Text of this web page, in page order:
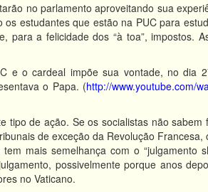
no parlamento aproveitando sua
estudantes que estão na PUC para
para a felicidade dos “à toa”, impostos.
e o cardeal impõe sua vontade, no dia
o Papa. (http://www.youtube.com/
tipo de ação. Se os socialistas não sabem
de exceção da Revolução Francesa,
mais semelhança com o “julgamento
possivelmente porque anos
no Vaticano.